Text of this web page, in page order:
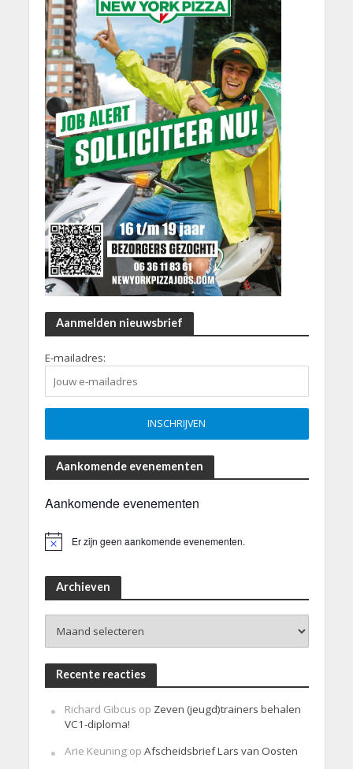
Aanmelden nieuwsbrief
E-mailadres:
Aankomende evenementen
Aankomende evenementen
Er zijn geen aankomende evenementen.
Archieven
Recente reacties
Richard Gibcus op Zeven (jeugd)trainers behalen
VC1-diploma!
Arie Keuningop Afscheidsbrief Lars van Oosten